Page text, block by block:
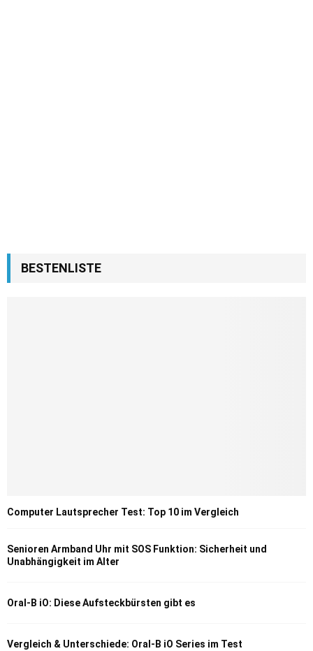
BESTENLISTE
Computer Lautsprecher Test: Top 10 im Vergleich
Senioren Armband Uhr mit SOS Funktion: Sicherheit und
Unabhängigkeit im Alter
Oral-B iO: Diese Aufsteckbürsten gibt es
Vergleich & Unterschiede: Oral-B iO Series im Test